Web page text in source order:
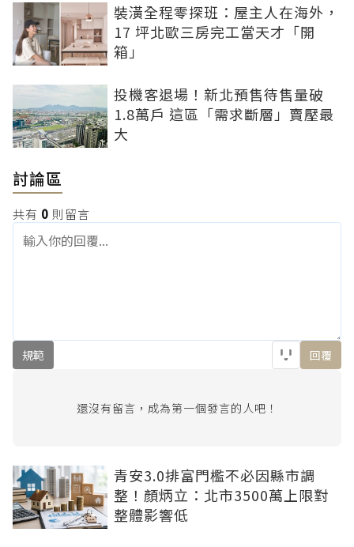
裝潢全程零探班：屋主人在海外，
17 坪北歐三房完工當天才「開
箱」
投機客退場！新北預售待售量破
1.8萬戶 這區「需求斷層」賣壓最
大
討論區
共有 0 則留言
規範 回覆
還沒有留言，成為第一個發言的人吧！
青安3.0排富門檻不必因縣市調
整！顏炳立：北市3500萬上限對
整體影響低